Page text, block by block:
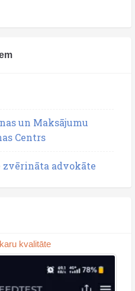
un Maksājumu
Centrs
zvērināta advokāte
kvalitāte